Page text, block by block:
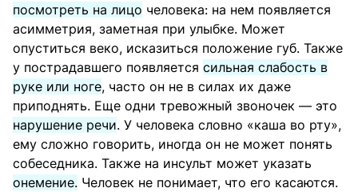
посмотреть на лицо человека: на нем появляется
асимметрия, заметная при улыбке. Может
опуститься веко, исказиться положение губ. Также
у пострадавшего появляется сильная слабость в
руке или ноге, часто он не в силах их даже
приподнять. Еще одни тревожный звоночек — это
нарушение речи. У человека словно «каша во рту»,
ему сложно говорить, иногда он не может понять
собеседника. Также на инсульт может указать
онемение. Человек не понимает, что его касаются.